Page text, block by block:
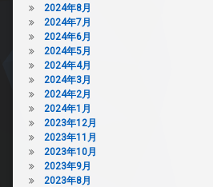
2024年8月
2024年7月
2024年6月
2024年5月
2024年4月
2024年3月
2024年2月
2024年1月
2023年12月
2023年11月
2023年10月
2023年9月
2023年8月